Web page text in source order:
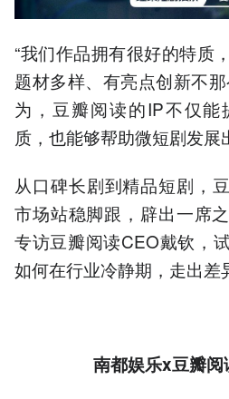
“我们作品拥有很好的特质
题材多样、有亮点创新不
为，豆瓣阅读的IP不仅
质，也能够帮助微短剧发展
从口碑长剧到精品短剧，
市场站稳脚跟，辟出一席
专访豆瓣阅读CEO戴钦，
如何在行业冷静期，走出差
南都娱乐x豆瓣